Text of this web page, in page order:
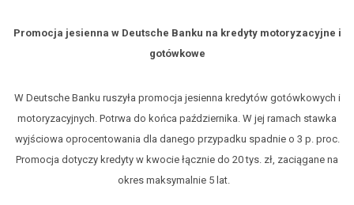
Promocja jesienna w Deutsche Banku na kredyty motoryzacyjne i
gotówkowe
W Deutsche Banku ruszyła promocja jesienna kredytów gotówkowych i
motoryzacyjnych. Potrwa do końca października. W jej ramach stawka
wyjściowa oprocentowania dla danego przypadku spadnie o 3 p. proc.
Promocja dotyczy kredyty w kwocie łącznie do 20 tys. zł, zaciągane na
okres maksymalnie 5 lat.